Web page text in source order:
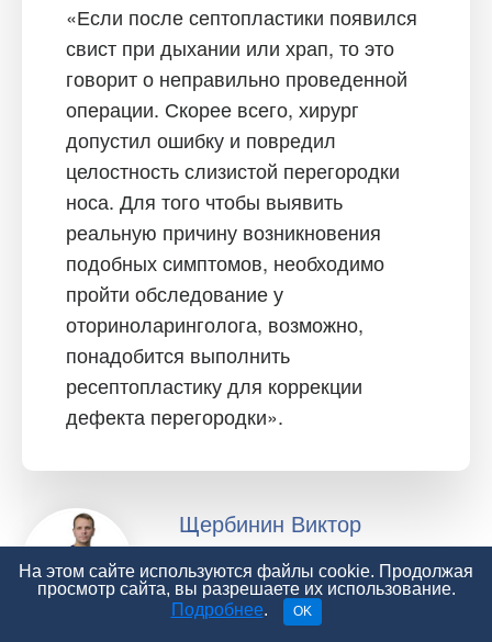
«Если после септопластики появился
свист при дыхании или храп, то это
говорит о неправильно проведенной
операции. Скорее всего, хирург
допустил ошибку и повредил
целостность слизистой перегородки
носа. Для того чтобы выявить
реальную причину возникновения
подобных симптомов, необходимо
пройти обследование у
оториноларинголога, возможно,
понадобится выполнить
ресептопластику для коррекции
дефекта перегородки».
Щербинин Виктор
Сергеевич
Пластический хирург
Больница 83 ФНКЦ ФМБА
На этом сайте используются файлы cookie. Продолжая
просмотр сайта, вы разрешаете их использование.
Подробнее. OK